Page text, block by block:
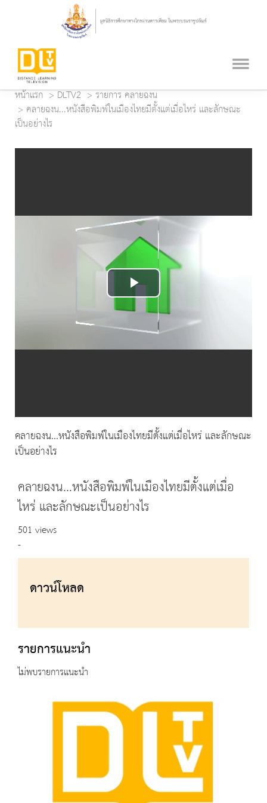
หน้าแรก DLTV2
รายการ คลายฉงน
คลายฉงน...หนังสือพิมพ์ในเมืองไทยมีตั้งแต่เมื่อไหร่ และลักษณะ
เป็นอย่างไร
Play
Video
คลายฉงน...หนังสือพิมพ์ในเมืองไทยมีตั้งแต่เมื่อไหร่ และลักษณะ
เป็นอย่างไร
คลายฉงน...หนังสือพิมพ์ในเมืองไทยมีตั้งแต่เมื่อ
ไหร่ และลักษณะเป็นอย่างไร
501 views
-
ดาวน์โหลด
รายการแนะนำ
ไม่พบรายการแนะนำ